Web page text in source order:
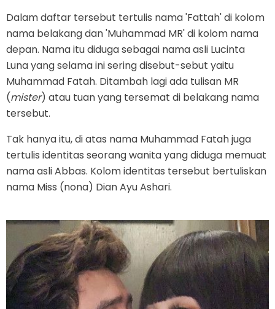
Dalam daftar tersebut tertulis nama 'Fattah' di kolom
nama belakang dan 'Muhammad MR' di kolom nama
depan. Nama itu diduga sebagai nama asli Lucinta
Luna yang selama ini sering disebut-sebut yaitu
Muhammad Fatah. Ditambah lagi ada tulisan MR
(mister) atau tuan yang tersemat di belakang nama
tersebut.
Tak hanya itu, di atas nama Muhammad Fatah juga
tertulis identitas seorang wanita yang diduga memuat
nama asli Abbas. Kolom identitas tersebut bertuliskan
nama Miss (nona) Dian Ayu Ashari.